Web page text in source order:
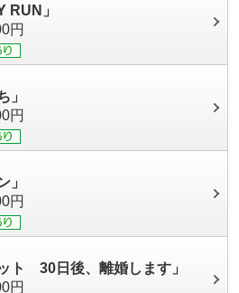
RUN」
円
」
円
」
円
ト 30日後、離婚します」
円